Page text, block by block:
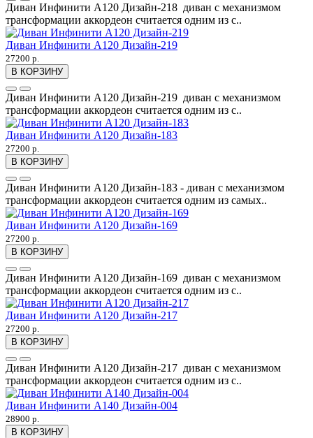
Диван Инфинити А120 Дизайн-218 диван с механизмом
трансформации аккордеон считается одним из с..
Диван Инфинити А120 Дизайн-219
27200 р.
В КОРЗИНУ
Диван Инфинити А120 Дизайн-219 диван с механизмом
трансформации аккордеон считается одним из с..
Диван Инфинити А120 Дизайн-183
27200 р.
В КОРЗИНУ
Диван Инфинити А120 Дизайн-183 - диван с механизмом
трансформации аккордеон считается одним из самых..
Диван Инфинити А120 Дизайн-169
27200 р.
В КОРЗИНУ
Диван Инфинити А120 Дизайн-169 диван с механизмом
трансформации аккордеон считается одним из с..
Диван Инфинити А120 Дизайн-217
27200 р.
В КОРЗИНУ
Диван Инфинити А120 Дизайн-217 диван с механизмом
трансформации аккордеон считается одним из с..
Диван Инфинити А140 Дизайн-004
28900 р.
В КОРЗИНУ